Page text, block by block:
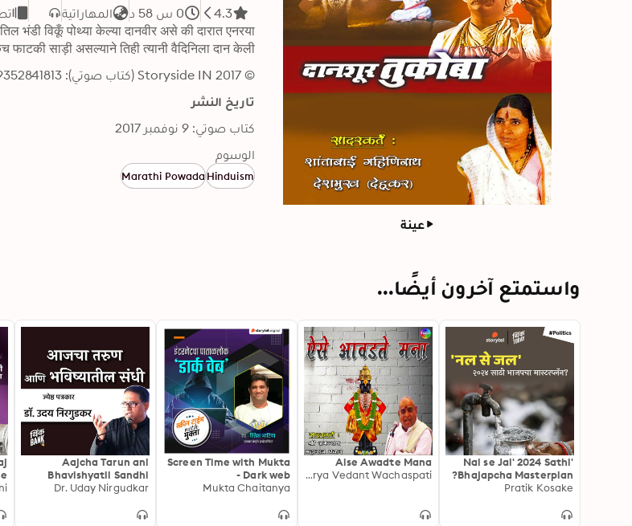
عينة
4.3 0 س 58 د المهاراتية
फाटकी साड़ी असल्याने तिही त्यानी वैदिनिला दान केली
© 2017 Storyside IN (كتاب صوتي): 9789352841813
تاريخ النشر
كتاب صوتي: 9 نوفمبر 2017
الوسوم
Hinduism
Marathi Powada
واستمتع آخرون أيضًا...
'Nal se Jal' 2024 Sathi
Bhajapcha Masterplan?
Pratik Kosake
Aise Awadte Mana
Shree Jagannath Maharaj Pawar, Acharya Vedant Wachaspati
Screen Time with Mukta
- Dark web
Mukta Chaitanya
Aajcha Tarun ani
Bhavishyatil Sandhi
Dr. Uday Nirgudkar